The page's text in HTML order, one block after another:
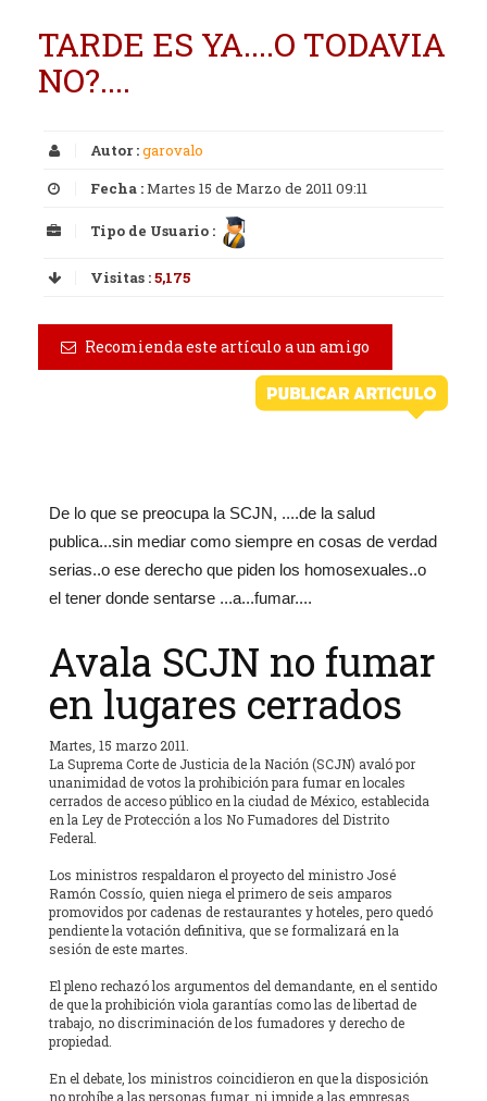
TARDE ES YA....O TODAVIA
NO?....
Autor :garovalo
Fecha :Martes 15 de Marzo de 2011 09:11
Tipo de Usuario :
Visitas :5,175
Recomienda este artículo a un amigo
De lo que se preocupa la SCJN, ....de la salud
publica...sin mediar como siempre en cosas de verdad
serias..o ese derecho que piden los homosexuales..o
el tener donde sentarse ...a...fumar....
Avala SCJN no fumar
en lugares cerrados
Martes, 15 marzo 2011.
La Suprema Corte de Justicia de la Nación (SCJN) avaló por
unanimidad de votos la prohibición para fumar en locales
cerrados de acceso público en la ciudad de México, establecida
en la Ley de Protección a los No Fumadores del Distrito
Federal.
Los ministros respaldaron el proyecto del ministro José
Ramón Cossío, quien niega el primero de seis amparos
promovidos por cadenas de restaurantes y hoteles, pero quedó
pendiente la votación definitiva, que se formalizará en la
sesión de este martes.
El pleno rechazó los argumentos del demandante, en el sentido
de que la prohibición viola garantías como las de libertad de
trabajo, no discriminación de los fumadores y derecho de
propiedad.
En el debate, los ministros coincidieron en que la disposición
no prohíbe a las personas fumar, ni impide a las empresas